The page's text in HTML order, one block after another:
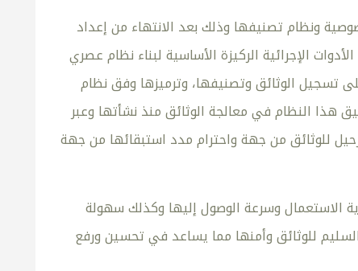
ونظام تصنيفها وذلك بعد الانتهاء من إعداد
الإجرائية الركيزة الأساسية لبناء نظام عصري
تسجيل الوثائق وتصنيفها، وترميزها وفق نظام
هذا النظام في معالجة الوثائق منذ نشأتها وعبر
للوثائق من جهة واحترام مدد استبقائها من جهة
الاستعمال وسرعة الوصول إليها وكذلك سهولة
للوثائق وأمنها مما يساعد في تحسين ورفع